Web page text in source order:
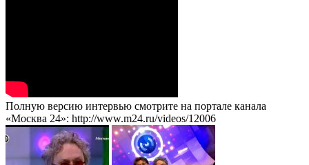
Полную версию интервью смотрите на портале канала
«Москва 24»: http://www.m24.ru/videos/12006